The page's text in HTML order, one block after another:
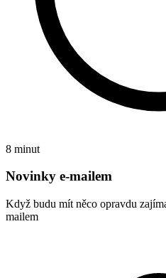
8 minut
Novinky e-mailem
Když budu mít něco opravdu
mailem